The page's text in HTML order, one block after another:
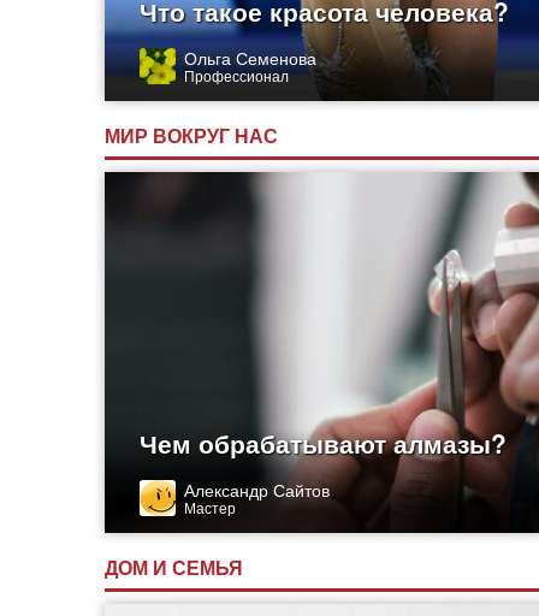
Что такое красота человека?
Ольга Семенова
Профессионал
МИР ВОКРУГ НАС
Чем обрабатывают алмазы?
Александр Сайтов
Мастер
ДОМ И СЕМЬЯ